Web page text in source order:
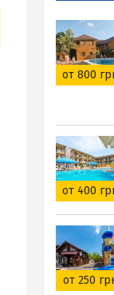
от 800
от 400
от 250